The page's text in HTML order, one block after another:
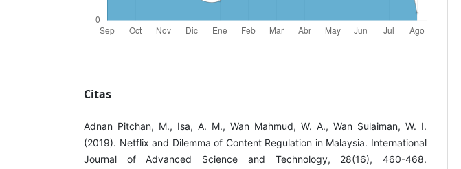
Citas
Adnan Pitchan, M., Isa, A. M., Wan Mahmud, W. A., Wan Sulaiman, W. I.
(2019). Netflix and Dilemma of Content Regulation in Malaysia. International
Journal of Advanced Science and Technology, 28(16), 460-468.